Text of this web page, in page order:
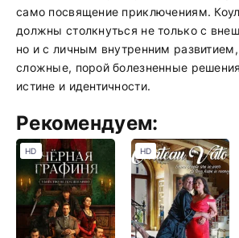
само посвящение приключениям.
должны столкнуться не только с
но и с личным внутренним
сложные, порой болезненные
истине и идентичности.
Рекомендуем:
HD HD